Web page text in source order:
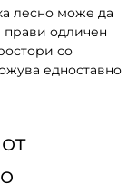
лесно може да
прави одличен
со
едноставно